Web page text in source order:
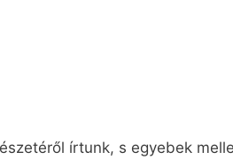
írtunk, s egyebek